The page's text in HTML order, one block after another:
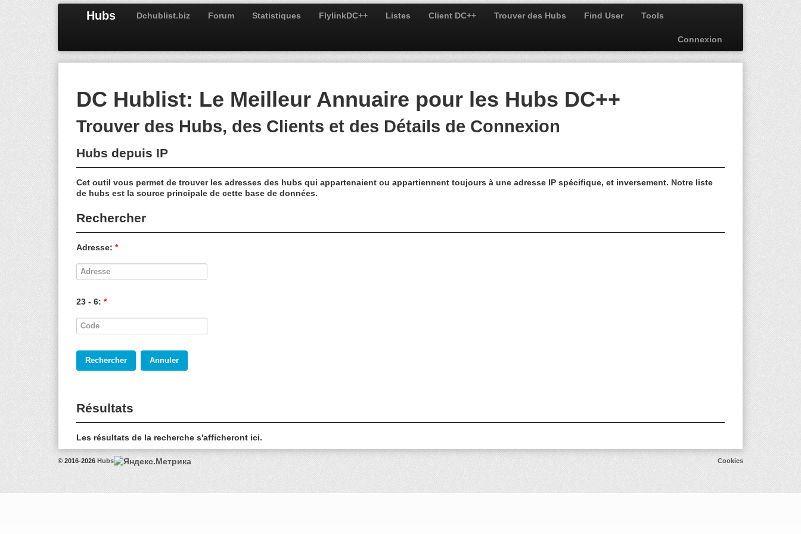
Hubs Dchublist.biz Forum Statistiques FlylinkDC++ Listes Client DC++ Trouver des Hubs Find User Tools
Connexion
DC Hublist: Le Meilleur Annuaire pour les Hubs DC++
Trouver des Hubs, des Clients et des Détails de Connexion
Hubs depuis IP
Cet outil vous permet de trouver les adresses des hubs qui appartenaient ou appartiennent toujours à une adresse IP spécifique, et inversement. Notre liste
de hubs est la source principale de cette base de données.
Rechercher
Adresse: *
23 - 6: *
Résultats
Les résultats de la recherche s'afficheront ici.
© 2016-2026 Hubs Cookies